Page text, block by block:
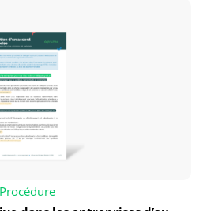
Procédure